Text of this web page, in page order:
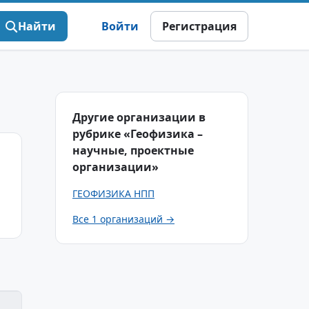
Найти Войти Регистрация
Другие организации в
рубрике «Геофизика –
научные, проектные
организации»
ГЕОФИЗИКА НПП
Все 1 организаций →